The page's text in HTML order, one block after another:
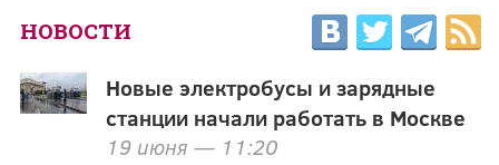
НОВОСТИ
Новые электробусы и зарядные
станции начали работать в Москве
19 июня — 11:20